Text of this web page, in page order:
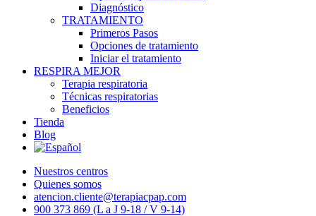
Diagnóstico
TRATAMIENTO
Primeros Pasos
Opciones de tratamiento
Iniciar el tratamiento
RESPIRA MEJOR
Terapia respiratoria
Técnicas respiratorias
Beneficios
Tienda
Blog
Nuestros centros
Quienes somos
atencion.cliente@terapiacpap.com
900 373 869 (L a J 9-18 / V 9-14)